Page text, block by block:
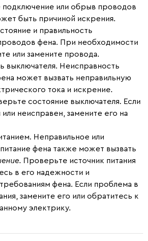
подключение или обрыв проводов
быть причиной искрения.
и правильность
фена. При необходимости
или замените провода.
выключателя. Неисправность
может вызвать неправильную
тока и искрение.
состояние выключателя. Если
неисправен, замените его на
Неправильное или
фена также может вызвать
Проверьте источник питания
в его надежности и
фена. Если проблема в
замените его или обратитесь к
электрику.